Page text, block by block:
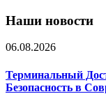
Наши новости
06.08.2026
Терминальный
Безопасность в